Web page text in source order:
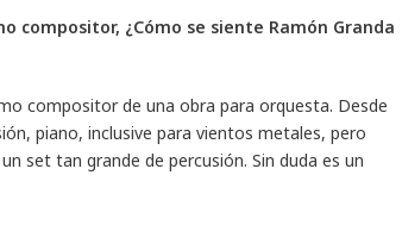
compositor, ¿Cómo se siente Ramón Granda
compositor de una obra para orquesta. Desde
piano, inclusive para vientos metales, pero
set tan grande de percusión. Sin duda es un